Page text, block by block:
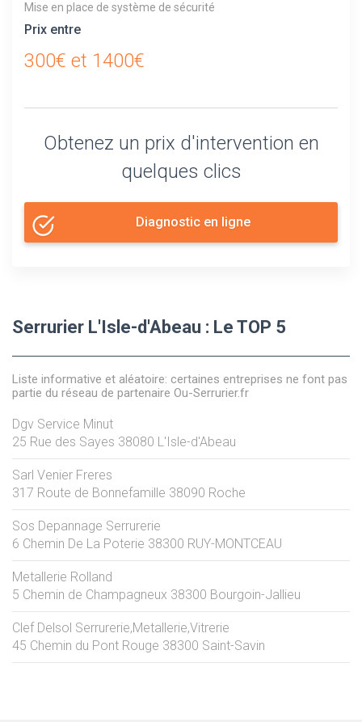
Mise en place de système de sécurité
Prix entre
300€ et 1400€
Obtenez un prix d'intervention en
quelques clics
Diagnostic en ligne
Serrurier L'Isle-d'Abeau : Le TOP 5
Liste informative et aléatoire: certaines entreprises ne font pas
partie du réseau de partenaire Ou-Serrurier.fr
Dgv Service Minut
25 Rue des Sayes 38080 L'Isle-d'Abeau
Sarl Venier Freres
317 Route de Bonnefamille 38090 Roche
Sos Depannage Serrurerie
6 Chemin De La Poterie 38300 RUY-MONTCEAU
Metallerie Rolland
5 Chemin de Champagneux 38300 Bourgoin-Jallieu
Clef Delsol Serrurerie,Metallerie,Vitrerie
45 Chemin du Pont Rouge 38300 Saint-Savin